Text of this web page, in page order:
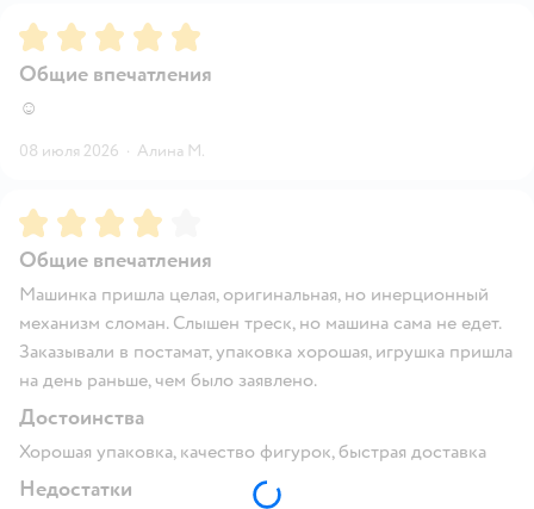
Рейтинг:5
Общие впечатления
☺️
08 июля 2026 · Алина М.
Рейтинг:4
Общие впечатления
Машинка пришла целая, оригинальная, но инерционный
механизм сломан. Слышен треск, но машина сама не едет.
Заказывали в постамат, упаковка хорошая, игрушка пришла
на день раньше, чем было заявлено.
Достоинства
Хорошая упаковка, качество фигурок, быстрая доставка
Недостатки